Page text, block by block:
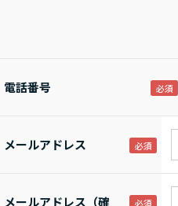
電話番号
メールアドレス
メールアドレス（確